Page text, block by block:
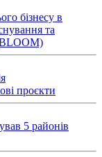
бізнесу в
та
проєкти
5 районів